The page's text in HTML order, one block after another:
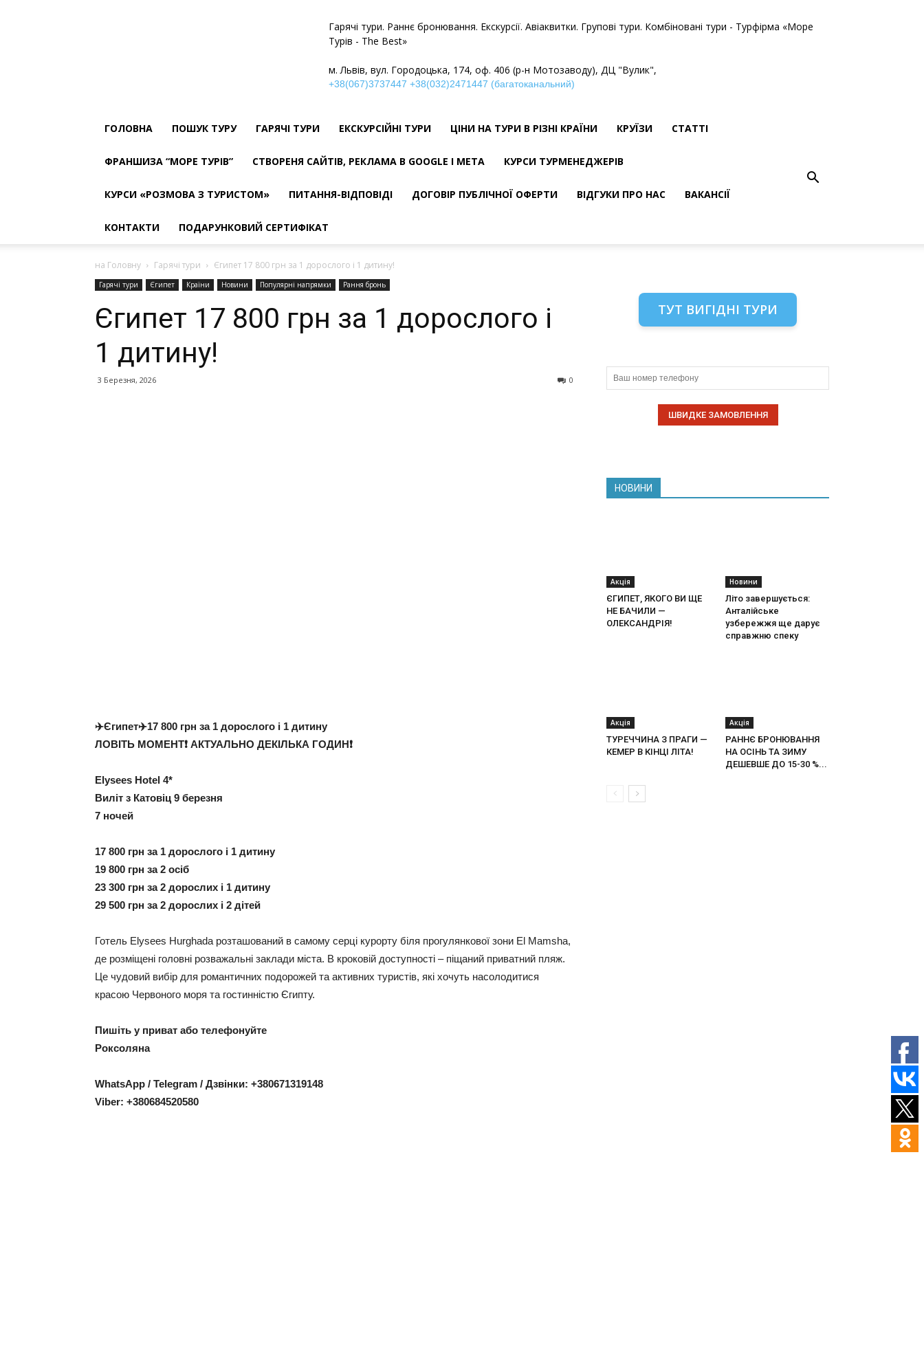
Гарячі тури. Раннє бронювання. Екскурсії. Авіаквитки. Групові тури. Комбіновані тури - Турфірма «Море
Турів - The Best»
м. Львів, вул. Городоцька, 174, оф. 406 (р-н Мотозаводу), ДЦ "Вулик",
+38(067)3737447 +38(032)2471447 (багатоканальний)
ГОЛОВНА ПОШУК ТУРУ ГАРЯЧІ ТУРИ ЕКСКУРСІЙНІ ТУРИ ЦІНИ НА ТУРИ В РІЗНІ КРАЇНИ КРУЇЗИ СТАТТІ
ФРАНШИЗА “МОРЕ ТУРІВ” СТВОРЕНЯ САЙТІВ, РЕКЛАМА В GOOGLE І META КУРСИ ТУРМЕНЕДЖЕРІВ
КУРСИ «РОЗМОВА З ТУРИСТОМ» ПИТАННЯ-ВІДПОВІДІ ДОГОВІР ПУБЛІЧНОЇ ОФЕРТИ ВІДГУКИ ПРО НАС ВАКАНСІЇ
КОНТАКТИ ПОДАРУНКОВИЙ СЕРТИФІКАТ
на Головну Гарячі тури Єгипет 17 800 грн за 1 дорослого і 1 дитину!
Гарячі тури Єгипет Країни Новини Популярні напрямки Рання бронь
Єгипет 17 800 грн за 1 дорослого і
1 дитину!
3 Березня, 2026 0
✈️Єгипет✈️17 800 грн за 1 дорослого і 1 дитину
ЛОВІТЬ МОМЕНТ❗️ АКТУАЛЬНО ДЕКІЛЬКА ГОДИН❗️
Elysees Hotel 4*
Виліт з Катовіц 9 березня
7 ночей
17 800 грн за 1 дорослого і 1 дитину
19 800 грн за 2 осіб
23 300 грн за 2 дорослих і 1 дитину
29 500 грн за 2 дорослих і 2 дітей
Готель Elysees Hurghada розташований в самому серці курорту біля прогулянкової зони El Mamsha,
де розміщені головні розважальні заклади міста. В кроковій доступності – піщаний приватний пляж.
Це чудовий вибір для романтичних подорожей та активних туристів, які хочуть насолодитися
красою Червоного моря та гостинністю Єгипту.
Пишіть у приват або телефонуйте
Роксоляна
WhatsApp / Telegram / Дзвінки: +380671319148
Viber: +380684520580
ТУТ ВИГІДНІ ТУРИ
НОВИНИ
Акція
ЄГИПЕТ, ЯКОГО ВИ ЩЕ
НЕ БАЧИЛИ —
ОЛЕКСАНДРІЯ!
Новини
Літо завершується:
Анталійське
узбережжя ще дарує
справжню спеку
Акція
ТУРЕЧЧИНА З ПРАГИ —
КЕМЕР В КІНЦІ ЛІТА!
Акція
РАННЄ БРОНЮВАННЯ
НА ОСІНЬ ТА ЗИМУ
ДЕШЕВШЕ ДО 15-30 %...